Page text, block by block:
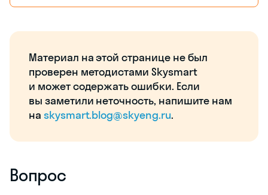
Материал на этой странице не был
проверен методистами Skysmart
и может содержать ошибки. Если
вы заметили неточность, напишите нам
на skysmart.blog@skyeng.ru.
Вопрос